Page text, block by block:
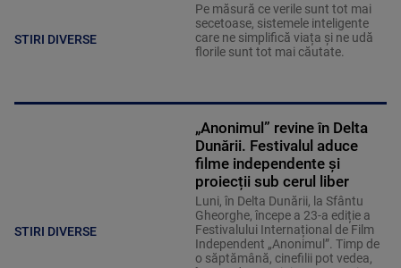
STIRI DIVERSE
Pe măsură ce verile sunt tot mai
secetoase, sistemele inteligente
care ne simplifică viața și ne udă
florile sunt tot mai căutate.
STIRI DIVERSE
„Anonimul” revine în Delta
Dunării. Festivalul aduce
filme independente și
proiecții sub cerul liber
Luni, în Delta Dunării, la Sfântu
Gheorghe, începe a 23-a ediție a
Festivalului Internațional de Film
Independent „Anonimul”. Timp de
o săptămână, cinefilii pot vedea,